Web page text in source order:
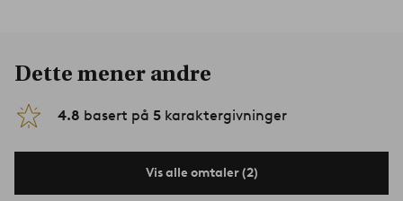
Dette mener andre
4.8 basert på 5 karaktergivninger
Vis alle omtaler (2)